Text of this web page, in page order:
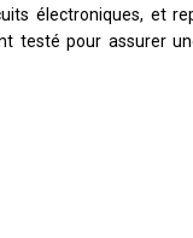
électroniques, et
testé pour assurer